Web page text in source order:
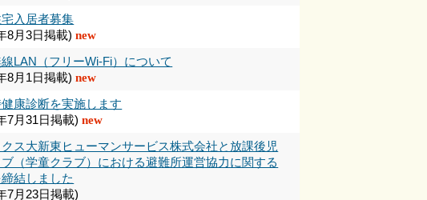
入居者募集
8月3日掲載) new
LAN（フリーWi-Fi）について
8月1日掲載) new
康診断を実施します
7月31日掲載) new
ス大新東ヒューマンサービス株式会社と放課後児
（学童クラブ）における避難所運営協力に関する
結しました
7月23日掲載)